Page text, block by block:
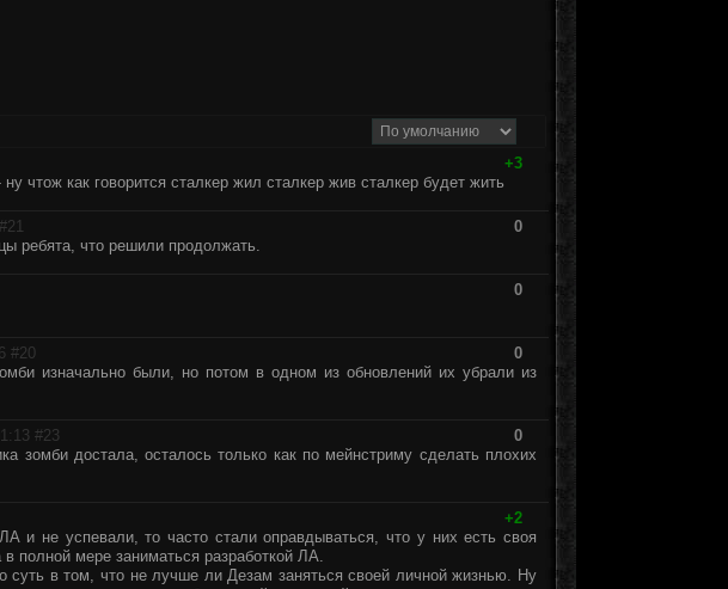
+3
чтож как говорится сталкер жил сталкер жив сталкер будет жить
21
0
ребята, что решили продолжать.
0
#20
0
изначально были, но потом в одном из обновлений их убрали из
#23
0
зомби достала, осталось только как по мейнстриму сделать плохих
+2
и не успевали, то часто стали оправдываться, что у них есть своя
полной мере заниматься разработкой ЛА.
суть в том, что не лучше ли Дезам заняться своей личной жизнью. Ну